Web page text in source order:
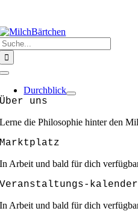
springen
Toggle
NavigationDurchblick
Über uns
Lerne die Philosophie hinter den
Marktplatz
In Arbeit und bald für dich
Veranstaltungs-kalender
In Arbeit und bald für dich